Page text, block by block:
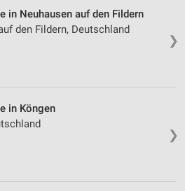
❯
in Neuhausen auf den Fildern
den Fildern, Deutschland
❯
in Köngen